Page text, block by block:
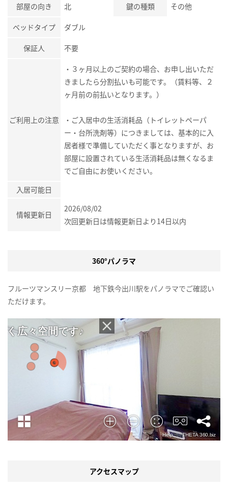
部屋の向き 北 鍵の種類 その他
ベッドタイプ ダブル
保証人 不要
ご利用上の注意
・３ヶ月以上のご契約の場合、お申し出いただ
きましたら分割払いも可能です。（賃料等、２
ヶ月前の前払いとなります。）
・ご入居中の生活消耗品（トイレットペーパ
ー・台所洗剤等）につきましては、基本的に入
居者様で準備していただく事となりますが、お
部屋に設置されている生活消耗品は無くなるま
でご自由にお使いください。
入居可能日
情報更新日
2026/08/02
次回更新日は情報更新日より14日以内
360°パノラマ
フルーツマンスリー京都 地下鉄今出川駅をパノラマでご確認い
ただけます。
アクセスマップ